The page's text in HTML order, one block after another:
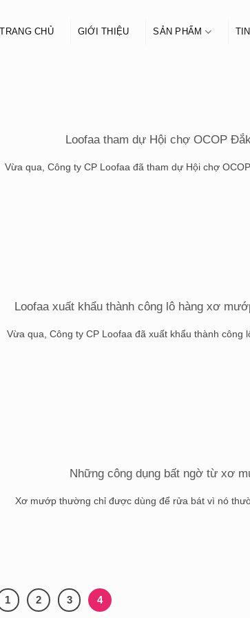
TRANG CHỦ GIỚI THIỆU SẢN PHẨM
Loofaa tham dự Hội chợ OCOP
Vừa qua, Công ty CP Loofaa đã tham dự Hội chợ
Loofaa xuất khẩu thành công lô hàng xơ
Vừa qua, Công ty CP Loofaa đã xuất khẩu thành công
Những công dụng bất ngờ từ xơ
Xơ mướp thường chỉ được dùng để rửa bát vì nó
1 2 3 4